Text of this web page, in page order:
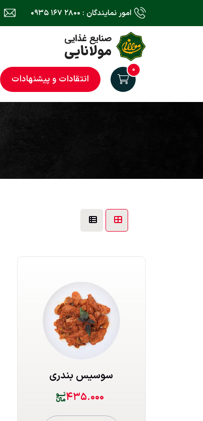
امور نمایندگان : ۲۸۰۰ ۱۶۷ ۰۹۳۵
۰
انتقادات و پیشنهادات
سوسیس بندری
۴۳۵.۰۰۰